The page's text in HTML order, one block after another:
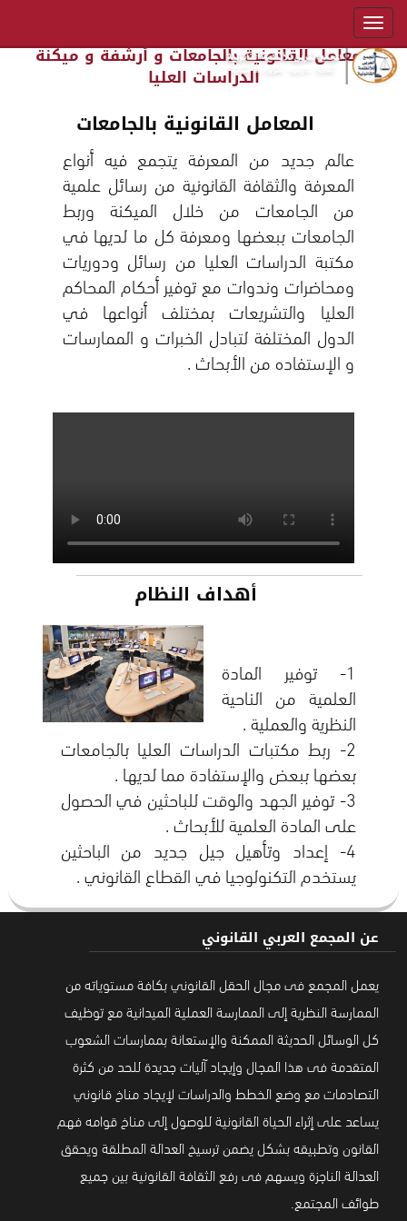
المعامل القانونية بالجامعات و أرشفة و ميكنة
الدراسات العليا
المعامل القانونية بالجامعات
عالم جديد من المعرفة يتجمع فيه أنواع
المعرفة والثقافة القانونية من رسائل علمية
من الجامعات من خلال الميكنة وربط
الجامعات ببعضها ومعرفة كل ما لديها في
مكتبة الدراسات العليا من رسائل ودوريات
ومحاضرات وندوات مع توفير أحكام المحاكم
العليا والتشريعات بمختلف أنواعها في
الدول المختلفة لتبادل الخبرات و الممارسات
أهداف النظام
1- توفير المادة
العلمية من الناحية
2- ربط مكتبات الدراسات العليا بالجامعات
3- توفير الجهد والوقت للباحثين في الحصول
4- إعداد وتأهيل جيل جديد من الباحثين
يستخدم التكنولوجيا في القطاع القانوني .
عن المجمع العربي القانوني
يعمل المجمع فى مجال الحقل القانوني بكافة مستوياته من
الممارسة النظرية إلى الممارسة العملية الميدانية مع توظيف
كل الوسائل الحديثة الممكنة والإستعانة بممارسات الشعوب
المتقدمة فى هذا المجال وإيجاد آليات جديدة للحد من كثرة
التصادمات مع وضع الخطط والدراسات لإيجاد مناخ قانوني
يساعد على إثراء الحياة القانونية للوصول إلى مناخ قوامه فهم
القانون وتطبيقه بشكل يضمن ترسيخ العدالة المطلقة ويحقق
العدالة الناجزة ويسهم فى رفع الثقافة القانونية بين جميع
طوائف المجتمع.